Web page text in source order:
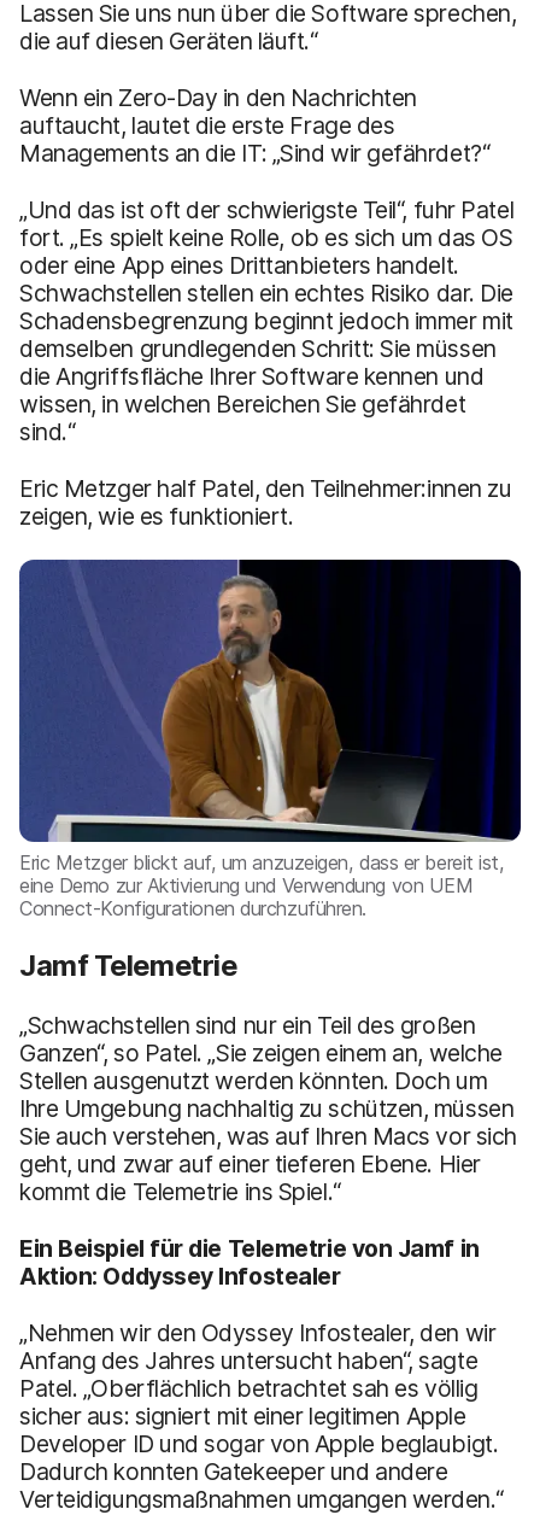
Lassen Sie uns nun über die Software sprechen,
die auf diesen Geräten läuft.“
Wenn ein Zero-Day in den Nachrichten
auftaucht, lautet die erste Frage des
Managements an die IT: „Sind wir gefährdet?“
„Und das ist oft der schwierigste Teil“, fuhr Patel
fort. „Es spielt keine Rolle, ob es sich um das OS
oder eine App eines Drittanbieters handelt.
Schwachstellen stellen ein echtes Risiko dar. Die
Schadensbegrenzung beginnt jedoch immer mit
demselben grundlegenden Schritt: Sie müssen
die Angriffsfläche Ihrer Software kennen und
wissen, in welchen Bereichen Sie gefährdet
sind.“
Eric Metzger half Patel, den Teilnehmer:innen zu
zeigen, wie es funktioniert.
Eric Metzger blickt auf, um anzuzeigen, dass er bereit ist,
eine Demo zur Aktivierung und Verwendung von UEM
Connect-Konfigurationen durchzuführen.
Jamf Telemetrie
„Schwachstellen sind nur ein Teil des großen
Ganzen“, so Patel. „Sie zeigen einem an, welche
Stellen ausgenutzt werden könnten. Doch um
Ihre Umgebung nachhaltig zu schützen, müssen
Sie auch verstehen, was auf Ihren Macs vor sich
geht, und zwar auf einer tieferen Ebene. Hier
kommt die Telemetrie ins Spiel.“
Ein Beispiel für die Telemetrie von Jamf in
Aktion: Oddyssey Infostealer
„Nehmen wir den Odyssey Infostealer, den wir
Anfang des Jahres untersucht haben“, sagte
Patel. „Oberflächlich betrachtet sah es völlig
sicher aus: signiert mit einer legitimen Apple
Developer ID und sogar von Apple beglaubigt.
Dadurch konnten Gatekeeper und andere
Verteidigungsmaßnahmen umgangen werden.“